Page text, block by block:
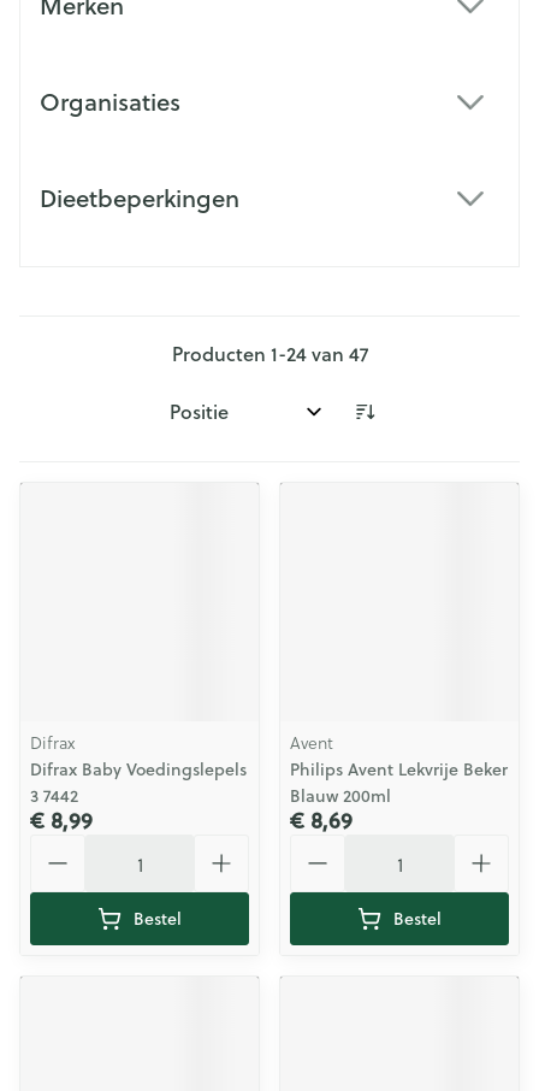
Organisaties
Dieetbeperkingen
Producten 1-24van 47
Sorteer op:
Difrax
Difrax Baby Voedingslepels
3 7442
€ 8,99
Bestel
Avent
Philips Avent Lekvrije Beker
Blauw 200ml
€ 8,69
Bestel